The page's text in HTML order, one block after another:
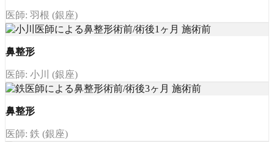
医師: 羽根 (銀座)
鼻整形
医師: 小川 (銀座)
鼻整形
医師: 鉄 (銀座)